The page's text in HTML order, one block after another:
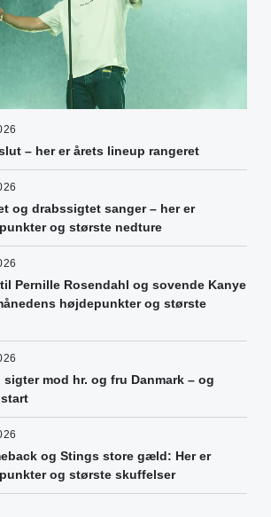
– her er årets lineup rangeret
og drabssigtet sanger – her er
og største nedture
Pernille Rosendahl og sovende Kanye
højdepunkter og største
mod hr. og fru Danmark – og
og Stings store gæld: Her er
og største skuffelser